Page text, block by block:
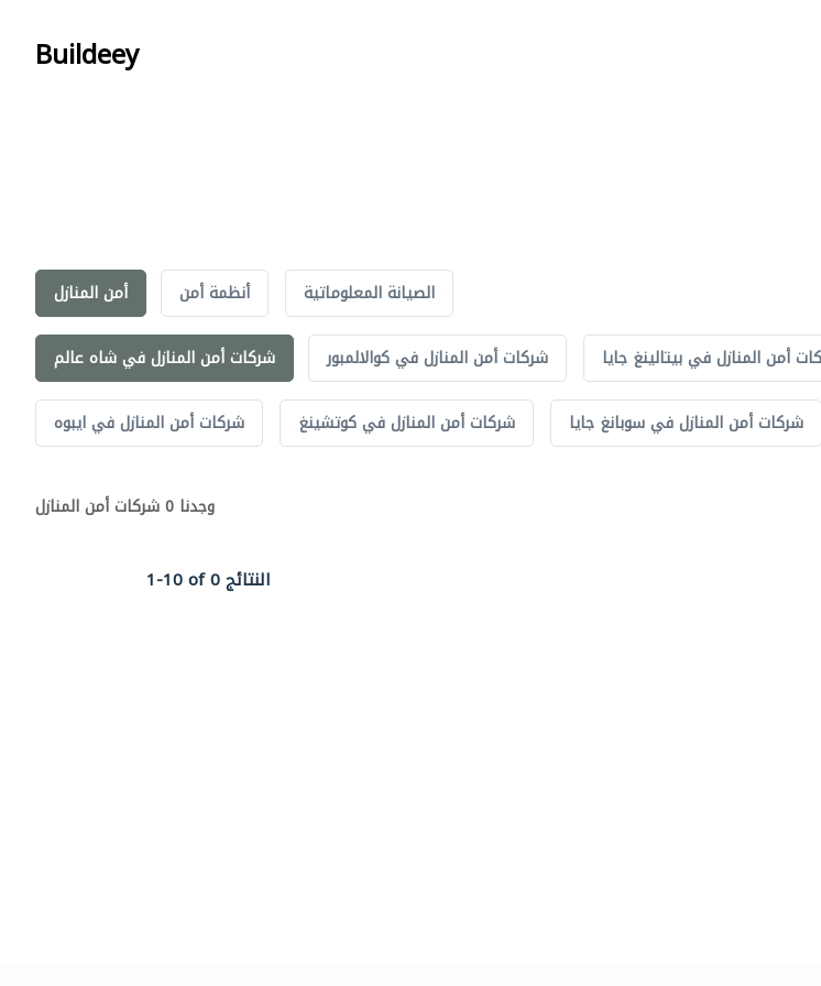
Buildeey
أمن المنازل أنظمة أمن الصيانة المعلوماتية
شركات أمن المنازل في شاه عالم شركات أمن المنازل في كوالالمبور أمن المنازل في بيتالينغ جايا
شركات أمن المنازل في ايبوه شركات أمن المنازل في كوتشينغ شركات أمن المنازل في سوبانغ جايا
وجدنا 0 شركات أمن المنازل
1-10 of 0 النتائج